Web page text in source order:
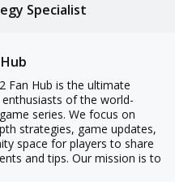
Specialist
Fan Hub is the ultimate
of the world-
series. We focus on
strategies, game updates,
space for players to share
and tips. Our mission is to